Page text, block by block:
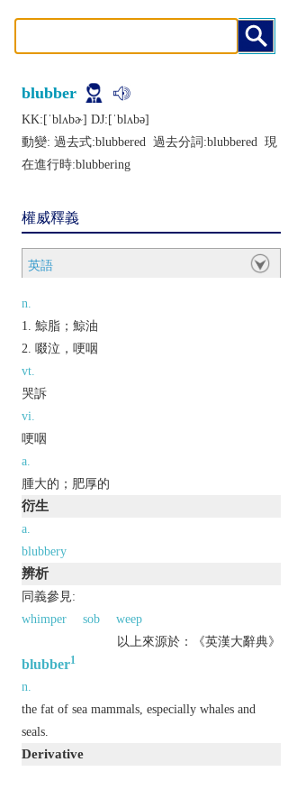
blubber
KK:[ˈblʌbɚ] DJ:[ˈblʌbǝ]
動變: 過去式:blubbered 過去分詞:blubbered 現
在進行時:blubbering
權威釋義
英語
n.
鯨脂；鯨油
啜泣，哽咽
vt.
哭訴
vi.
哽咽
a.
腫大的；肥厚的
衍生
a.
blubbery
辨析
同義參見:
whimper
sob
weep
以上來源於：《英漢大辭典》
blubber1
n.
the fat of sea mammals, especially whales and
seals.
Derivative